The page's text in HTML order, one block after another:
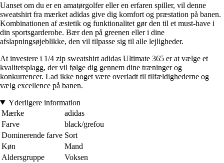
Uanset om du er en amatørgolfer eller en erfaren spiller, vil denne
sweatshirt fra mærket adidas give dig komfort og præstation på banen.
Kombinationen af æstetik og funktionalitet gør den til et must-have i
din sportsgarderobe. Bær den på greenen eller i dine
afslapningsøjeblikke, den vil tilpasse sig til alle lejligheder.
At investere i 1/4 zip sweatshirt adidas Ultimate 365 er at vælge et
kvalitetsplagg, der vil følge dig gennem dine træninger og
konkurrencer. Lad ikke noget være overladt til tilfældighederne og
vælg excellence på banen.
Yderligere information
Mærke
adidas
Farve
black/grefou
Dominerende farve Sort
Køn
Mand
Aldersgruppe
Voksen